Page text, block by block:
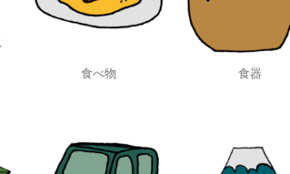
食べ物 食器